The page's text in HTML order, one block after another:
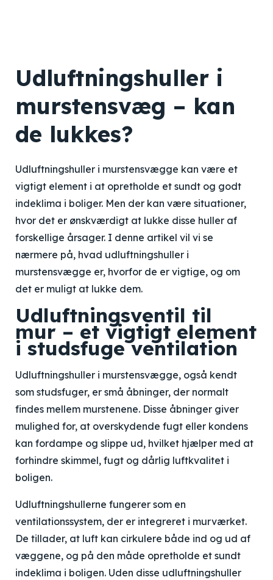
Udluftningshuller i
murstensvæg – kan
de lukkes?
Udluftningshuller i murstensvægge kan være et
vigtigt element i at opretholde et sundt og godt
indeklima i boliger. Men der kan være situationer,
hvor det er ønskværdigt at lukke disse huller af
forskellige årsager. I denne artikel vil vi se
nærmere på, hvad udluftningshuller i
murstensvægge er, hvorfor de er vigtige, og om
det er muligt at lukke dem.
Udluftningsventil til
mur – et vigtigt element
i studsfuge ventilation
Udluftningshuller i murstensvægge, også kendt
som studsfuger, er små åbninger, der normalt
findes mellem murstenene. Disse åbninger giver
mulighed for, at overskydende fugt eller kondens
kan fordampe og slippe ud, hvilket hjælper med at
forhindre skimmel, fugt og dårlig luftkvalitet i
boligen.
Udluftningshullerne fungerer som en
ventilationssystem, der er integreret i murværket.
De tillader, at luft kan cirkulere både ind og ud af
væggene, og på den måde opretholde et sundt
indeklima i boligen. Uden disse udluftningshuller